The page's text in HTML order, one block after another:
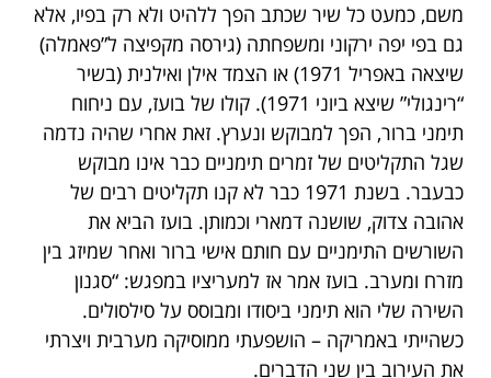
משם, כמעט כל שיר שכתב הפך ללהיט ולא רק בפיו, אלא
גם בפי יפה ירקוני ומשפחתה (גירסה מקפיצה ל”פאמלה)
שיצאה באפריל 1971) או הצמד אילן ואילנית (בשיר
“רינגולי” שיצא ביוני 1971). קולו של בועז, עם ניחוח
תימני ברור, הפך למבוקש ונערץ. זאת אחרי שהיה נדמה
שגל התקליטים של זמרים תימניים כבר אינו מבוקש
כבעבר. בשנת 1971 כבר לא קנו תקליטים רבים של
אהובה צדוק, שושנה דמארי וכמותן. בועז הביא את
השורשים התימניים עם חותם אישי ברור ואחר שמיזג בין
מזרח ומערב. בועז אמר אז למעריציו במפגש: “סגנון
השירה שלי הוא תימני ביסודו ומבוסס על סילסולים.
כשהייתי באמריקה – הושפעתי ממוסיקה מערבית ויצרתי
את העירוב בין שני הדברים.